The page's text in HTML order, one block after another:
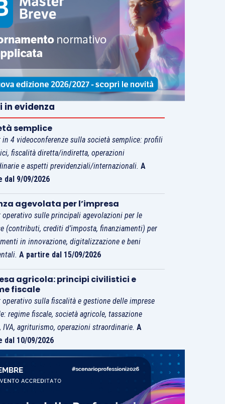
in evidenza
semplice
in 4 videoconferenze sulla società semplice: profili
fiscalità diretta/indiretta, operazioni
e aspetti previdenziali/internazionali.A
dal 9/09/2026
agevolata per l’impresa
operativo sulle principali agevolazioni per le
(contributi, crediti d’imposta, finanziamenti) per
in innovazione, digitalizzazione e beni
A partire dal 15/09/2026
agricola: principi civilistici e
fiscale
operativo sulla fiscalità e gestione delle imprese
regime fiscale, società agricole, tassazione
IVA, agriturismo, operazioni straordinarie.A
dal 10/09/2026